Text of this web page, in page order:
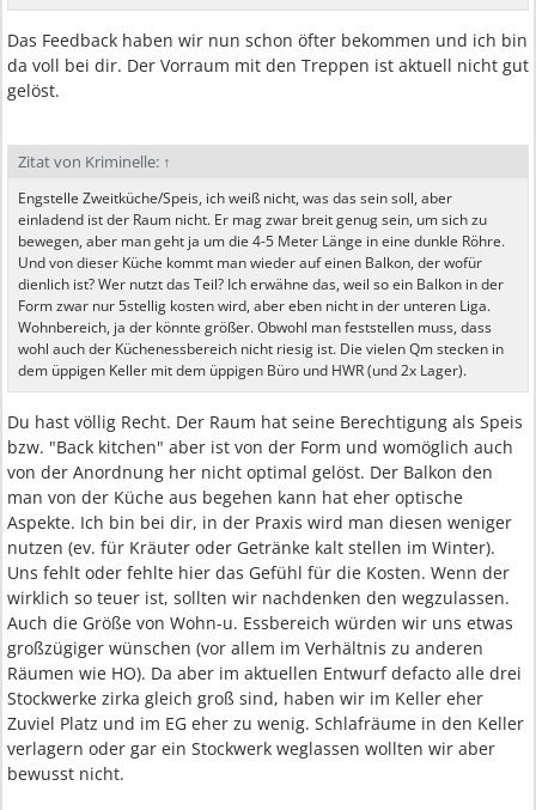
Das Feedback haben wir nun schon öfter bekommen und ich bin
da voll bei dir. Der Vorraum mit den Treppen ist aktuell nicht gut
gelöst.
Zitat von Kriminelle: ↑
Engstelle Zweitküche/Speis, ich weiß nicht, was das sein soll, aber
einladend ist der Raum nicht. Er mag zwar breit genug sein, um sich zu
bewegen, aber man geht ja um die 4-5 Meter Länge in eine dunkle Röhre.
Und von dieser Küche kommt man wieder auf einen Balkon, der wofür
dienlich ist? Wer nutzt das Teil? Ich erwähne das, weil so ein Balkon in der
Form zwar nur 5stellig kosten wird, aber eben nicht in der unteren Liga.
Wohnbereich, ja der könnte größer. Obwohl man feststellen muss, dass
wohl auch der Küchenessbereich nicht riesig ist. Die vielen Qm stecken in
dem üppigen Keller mit dem üppigen Büro und HWR (und 2x Lager).
Du hast völlig Recht. Der Raum hat seine Berechtigung als Speis
bzw. "Back kitchen" aber ist von der Form und womöglich auch
von der Anordnung her nicht optimal gelöst. Der Balkon den
man von der Küche aus begehen kann hat eher optische
Aspekte. Ich bin bei dir, in der Praxis wird man diesen weniger
nutzen (ev. für Kräuter oder Getränke kalt stellen im Winter).
Uns fehlt oder fehlte hier das Gefühl für die Kosten. Wenn der
wirklich so teuer ist, sollten wir nachdenken den wegzulassen.
Auch die Größe von Wohn-u. Essbereich würden wir uns etwas
großzügiger wünschen (vor allem im Verhältnis zu anderen
Räumen wie HO). Da aber im aktuellen Entwurf defacto alle drei
Stockwerke zirka gleich groß sind, haben wir im Keller eher
Zuviel Platz und im EG eher zu wenig. Schlafräume in den Keller
verlagern oder gar ein Stockwerk weglassen wollten wir aber
bewusst nicht.